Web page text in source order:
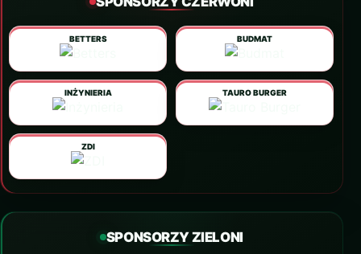
BETTERS BUDMAT
INŻYNIERIA TAURO BURGER
ZDI
SPONSORZY ZIELONI